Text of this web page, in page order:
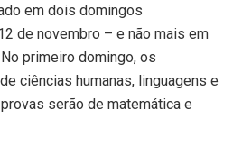
em dois domingos
de novembro – e não mais em
primeiro domingo, os
ciências humanas, linguagens e
serão de matemática e